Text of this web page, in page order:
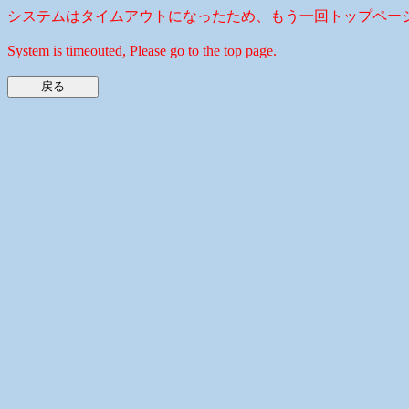
システムはタイムアウトになったため、もう一回トップペー
System is timeouted, Please go to the top page.